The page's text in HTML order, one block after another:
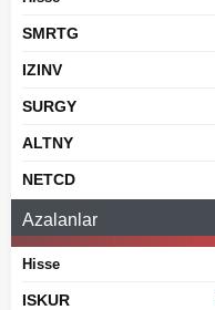
SMRTG
IZINV
SURGY
ALTNY
NETCD
Azalanlar
Hisse
ISKUR